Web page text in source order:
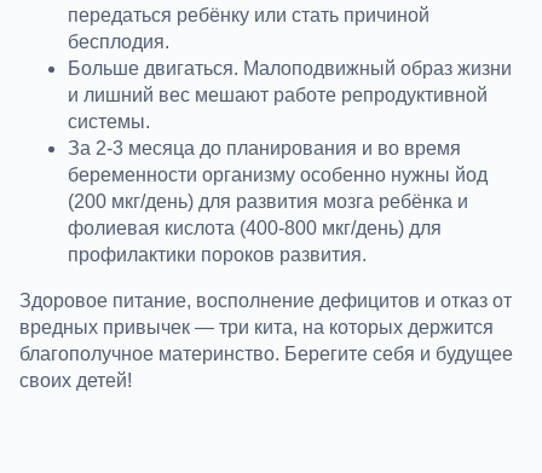
передаться ребёнку или стать причиной
бесплодия.
Больше двигаться. Малоподвижный образ жизни
и лишний вес мешают работе репродуктивной
системы.
За 2-3 месяца до планирования и во время
беременности организму особенно нужны йод
(200 мкг/день) для развития мозга ребёнка и
фолиевая кислота (400-800 мкг/день) для
профилактики пороков развития.
Здоровое питание, восполнение дефицитов и отказ от
вредных привычек — три кита, на которых держится
благополучное материнство. Берегите себя и будущее
своих детей!